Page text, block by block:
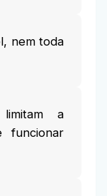
nem toda
a
funcionar